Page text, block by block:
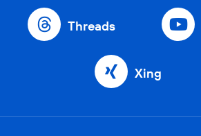
Threads
Xing